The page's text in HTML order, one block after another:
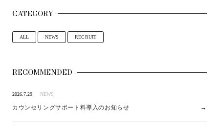
CATEGORY
ALL NEWS RECRUIT
RECOMMENDED
2026.7.29 NEWS
カウンセリングサポート料導入のお知らせ